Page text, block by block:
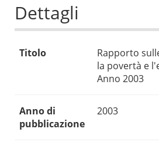
Dettagli
Titolo
Rapporto
la povertà e
Anno 2003
Anno di
pubblicazione
2003